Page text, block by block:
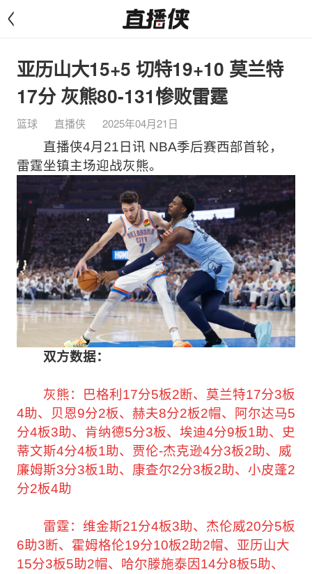
<
亚历山大15+5 切特19+10 莫兰特
17分 灰熊80-131惨败雷霆
篮球 直播侠
2025年04月21日
直播侠4月21日讯 NBA季后赛西部首轮，
雷霆坐镇主场迎战灰熊。
双方数据：
灰熊：巴格利17分5板2断、莫兰特17分3板
4助、贝恩9分2板、赫夫8分2板2帽、阿尔达马5
分4板3助、肯纳德5分3板、埃迪4分9板1助、史
蒂文斯4分4板1助、贾伦-杰克逊4分3板2助、威
廉姆斯3分3板1助、康查尔2分3板2助、小皮蓬2
分2板4助
雷霆：维金斯21分4板3助、杰伦威20分5板
6助3断、霍姆格伦19分10板2助2帽、亚历山大
15分3板5助2帽、哈尔滕施泰因14分8板5助、